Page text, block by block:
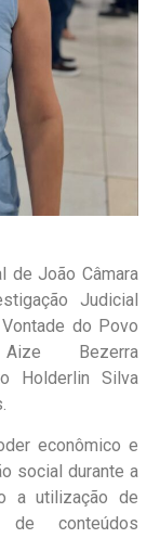
de João Câmara
Judicial
do Povo
Bezerra
Holderlin Silva
econômico e
social durante a
a utilização de
de conteúdos